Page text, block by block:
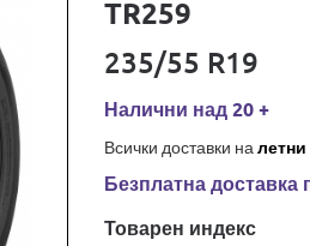
TR259
235/55 R19
Налични над 20 +
Всички доставки на летни
Безплатна доставка
Товарен индекс